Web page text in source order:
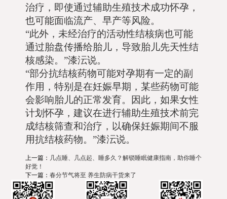
治疗，即使通过辅助生殖技术成功怀孕，
也可能面临流产、早产等风险。
“此外，未经治疗的活动性结核病也可能
通过胎盘传播给胎儿，导致胎儿先天性结
核感染。”漆沄说。
“部分抗结核药物可能对孕期有一定的副
作用，特别是在妊娠早期，某些药物可能
会影响胎儿的正常发育。因此，如果女性
计划怀孕，建议在进行辅助生殖技术前完
成结核筛查和治疗，以确保妊娠期间不服
用抗结核药物。”漆沄说。
上一篇： 几点睡、几点起、睡多久？解锁睡眠健康指南，助你睡个
好觉！
下一篇： 春分节气将至 养生防病干货来了